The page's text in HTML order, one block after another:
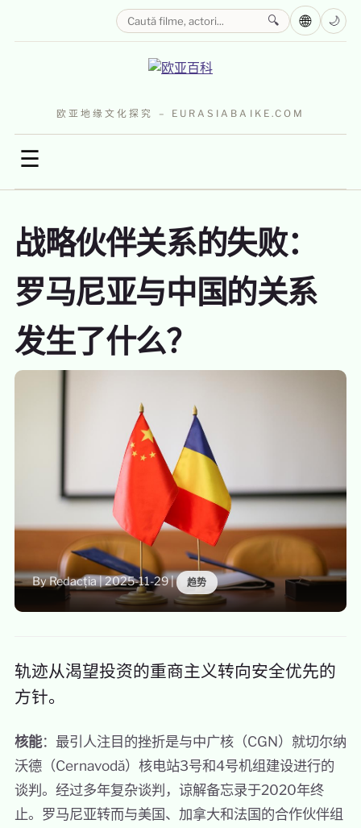
欧亚地缘文化探究 – EURASIABAIKE.COM
☰
🔍 🌐 🌙
战略伙伴关系的失败：
罗马尼亚与中国的关系
发生了什么？
By Redacția|2025-11-29| 趋势
轨迹从渴望投资的重商主义转向安全优先的
方针。
核能：最引人注目的挫折是与中广核（CGN）就切尔纳
沃德（Cernavodă）核电站3号和4号机组建设进行的
谈判。经过多年复杂谈判，谅解备忘录于2020年终
止。罗马尼亚转而与美国、加拿大和法国的合作伙伴组